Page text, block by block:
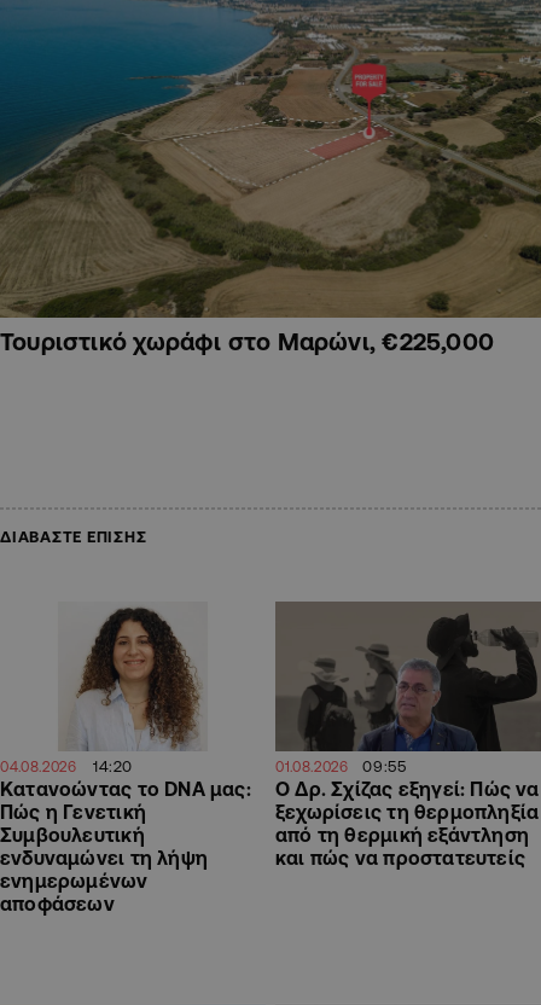
Τουριστικό χωράφι στο Μαρώνι, €225,000
ΔΙΑΒΑΣΤΕ ΕΠΙΣΗΣ
04.08.2026 14:20
Κατανοώντας το DNA μας:
Πώς η Γενετική
Συμβουλευτική
ενδυναμώνει τη λήψη
ενημερωμένων
αποφάσεων
01.08.2026 09:55
Ο Δρ. Σχίζας εξηγεί: Πώς να
ξεχωρίσεις τη θερμοπληξία
από τη θερμική εξάντληση
και πώς να προστατευτείς